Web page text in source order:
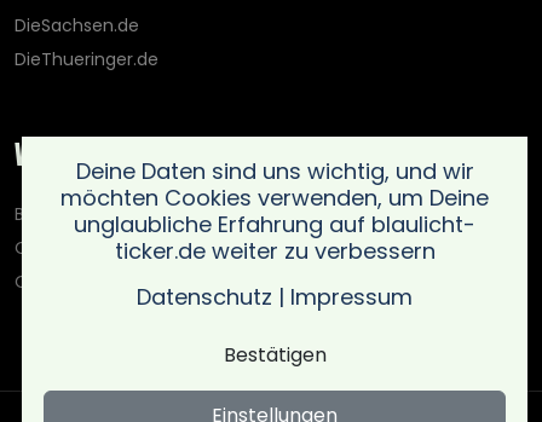
DieSachsen.de
DieThueringer.de
Weitere Portale
Blaulicht-Ticker.de
Oberlausitz.holiday
OnlinedatingKompass.de
Deine Daten sind uns wichtig, und wir
möchten Cookies verwenden, um Deine
unglaubliche Erfahrung auf blaulicht-
ticker.de weiter zu verbessern
Datenschutz | Impressum
Bestätigen
Einstellungen